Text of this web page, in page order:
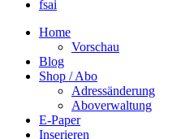
fsai
Home
Vorschau
Blog
Shop / Abo
Adressänderung
Aboverwaltung
E-Paper
Inserieren